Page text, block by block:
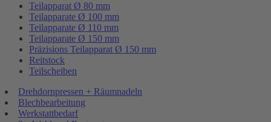
Teilapparat Ø 80 mm
Teilapparate Ø 100 mm
Teilapparate Ø 110 mm
Teilapparate Ø 150 mm
Präzisions Teilapparat Ø 150 mm
Reitstock
Teilscheiben
Drehdornpressen + Räumnadeln
Blechbearbeitung
Werkstattbedarf